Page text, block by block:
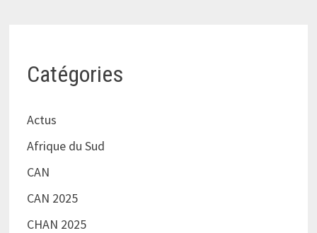
Catégories
Actus
Afrique du Sud
CAN
CAN 2025
CHAN 2025